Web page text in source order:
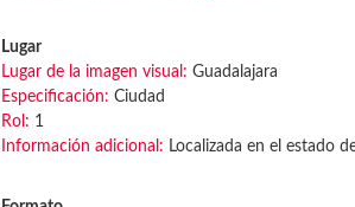
Lugar
Lugar de la imagen visual: Guadalajara
Especificación: Ciudad
Rol: 1
Información adicional: Localizada en el estado